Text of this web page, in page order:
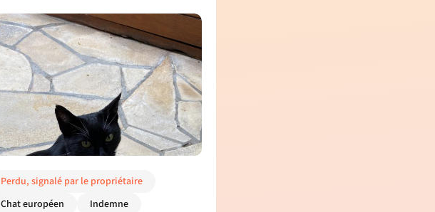
Perdu, signalé par le propriétaire
Chat européen
Indemne